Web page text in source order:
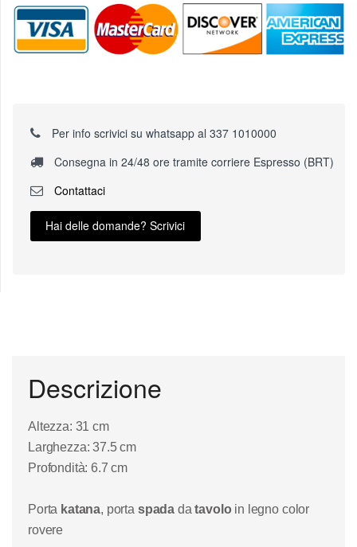
Per info scrivici su whatsapp al 337 1010000
Consegna in 24/48 ore tramite corriere Espresso (BRT)
Contattaci
Hai delle domande? Scrivici
Descrizione
Altezza: 31 cm
Larghezza: 37.5 cm
Profondità: 6.7 cm
Porta katana, porta spada datavolo in legno color
rovere